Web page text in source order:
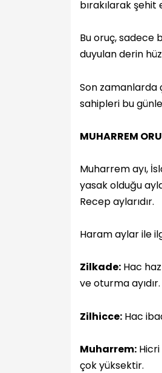
bırakılarak şehit
Bu oruç, sadece
duyulan derin
Son zamanlarda
sahipleri bu
MUHARREM
Muharrem ayı,
yasak olduğu
Recep aylarıdır.
Haram aylar ile
Zilkade: Hac
ve oturma ayıdır.
Zilhicce: Hac
Muharrem:
çok yüksektir.